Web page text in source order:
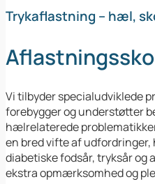
Trykaflastning – hæl,
Aflastningssko
Vi tilbyder specialudviklede
forebygger og understøtter
hælrelaterede
en bred vifte af
diabetiske fodsår, tryksår
ekstra opmærksomhed og